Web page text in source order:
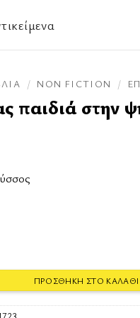
/ NON FICTION /
παιδιά στην
ΠΡΟΣΘΉΚΗ ΣΤΟ ΚΑΛΆΘΙ